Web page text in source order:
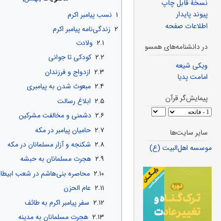
۱ نسب پیامبر اکرم
۲ زندگی‌نامه پیامبر اکرم
۲.۱ ولادت
۲.۲ کودکی تا جوانی
۲.۳ ازدواج و فرزندان
۲.۴ مبعوث شدن به پیامبری
۲.۵ ابلاغ رسالت
۲.۶ دشمنی و مخالفت مشرکین
۲.۷ حامیان پیامبر در مکه
۲.۸ شکنجه و آزار مسلمانان در مکه
۲.۹ هجرت مسلمانان به حبشه
۲.۱۰ محاصره بنی‌هاشم در شعب
۲.۱۱ عام الحزن
۲.۱۲ سفر پیامبر اکرم به طائف
۲.۱۳ هجرت مسلمانان به مدینه
نسخهٔ قابل چاپ
پیوند پایدار
اطلاعات صفحه
در دانشنامه‌های همسو
ویکی شیعه
امامت پدیا
پیمایش‌گر قرآن
سایر سایت‌ها
موسسه اهل‌البیت (ع)